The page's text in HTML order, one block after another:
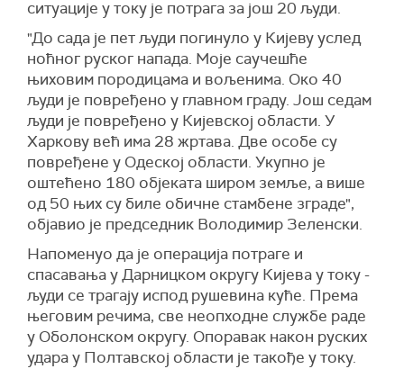
(Известија)
ситуације у току је потрага за још 20 људи.
"До сада је пет људи погинуло у Кијеву услед
ноћног руског напада. Моје саучешће
њиховим породицама и вољенима. Око 40
људи је повређено у главном граду. Још седам
људи је повређено у Кијевској области. У
Харкову већ има 28 жртава. Две особе су
повређене у Одеској области. Укупно је
оштећено 180 објеката широм земље, а више
од 50 њих су биле обичне стамбене зграде",
објавио је председник Володимир Зеленски.
Напоменуо да је операција потраге и
спасавања у Дарницком округу Кијева у току -
људи се трагају испод рушевина куће. Према
његовим речима, све неопходне службе раде
у Оболонском округу. Опоравак након руских
удара у Полтавској области је такође у току.